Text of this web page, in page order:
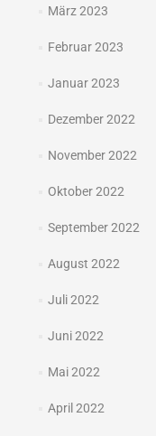
März 2023
Februar 2023
Januar 2023
Dezember 2022
November 2022
Oktober 2022
September 2022
August 2022
Juli 2022
Juni 2022
Mai 2022
April 2022